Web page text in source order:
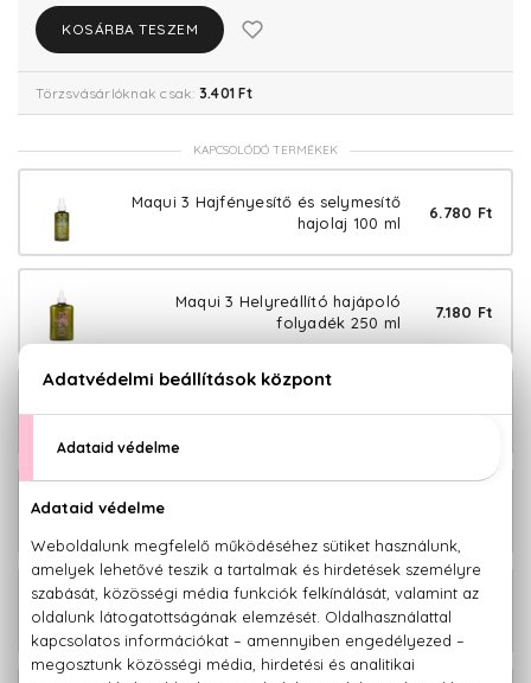
KOSÁRBA TESZEM
Törzsvásárlóknak csak: 3.401 Ft
KAPCSOLÓDÓ TERMÉKEK
Maqui 3 Hajfényesítő és selymesítő
hajolaj 100 ml
6.780 Ft
Maqui 3 Helyreállító hajápoló
folyadék 250 ml
7.180 Ft
Maqui 3 Tápláló hajmaszk 250 ml 3.780 Ft
Maqui 3 Tápláló hajmaszk 1000 ml
Maqui 3 Színvédő kondicionáló 1000
ml
5.680 Ft